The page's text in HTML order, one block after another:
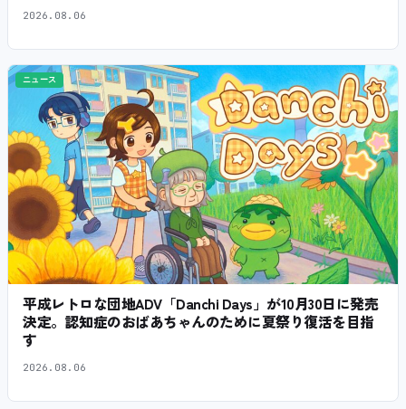
2026.08.06
ニュース
平成レトロな団地ADV「Danchi Days」が10月30日に発売
決定。認知症のおばあちゃんのために夏祭り復活を目指
す
2026.08.06